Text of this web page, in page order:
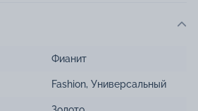
Фианит
Fashion, Универсальный